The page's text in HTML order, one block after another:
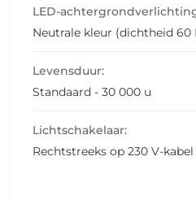
LED-
Neutrale kleur (dichtheid 60
Levensduur:
Standaard - 30 000 u
Lichtschakelaar:
Rechtstreeks op 230 V-